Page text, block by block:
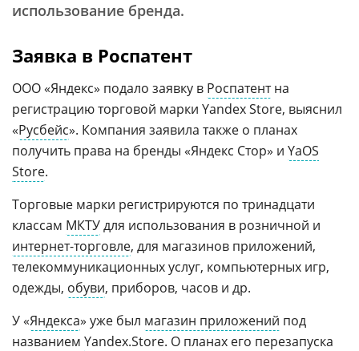
использование бренда.
Заявка в Роспатент
ООО «Яндекс» подало заявку в Роспатентна
регистрацию торговой марки Yandex Store, выяснил
«Русбейс». Компания заявила также о планах
получить права на бренды «Яндекс Стор» и YaOS
Store.
Торговые марки регистрируются по тринадцати
классам МКТУдля использования в розничной и
интернет-торговле, для магазинов приложений,
телекоммуникационных услуг, компьютерных игр,
одежды, обуви, приборов, часов и др.
У «Яндекса» уже был магазин приложений под
названием Yandex.Store. О планах его перезапуска